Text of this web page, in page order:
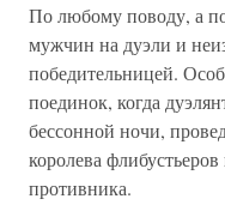
По любому поводу, а
мужчин на дуэли и
победительницей.
поединок, когда
бессонной ночи,
королева
противника.